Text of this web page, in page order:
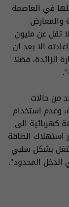
في العاصمة
والمعارض
تقل عن مليون
الا بعد ان
الزائدة، فضلا
من حالات
وعدم استخدام
كهربائية الى
استهلاك الطاقة
يجب أن لا يستغل بشكل سلبي
المحدود".